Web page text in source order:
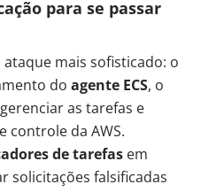
para se passar
mais sofisticado: o
do agente ECS, o
as tarefas e
controle da AWS.
de tarefas em
solicitações falsificadas